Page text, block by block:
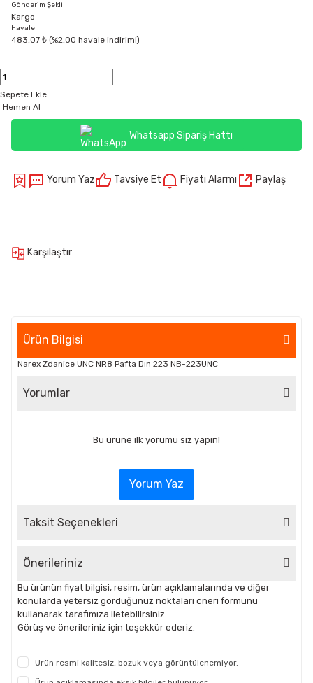
Gönderim Şekli
Kargo
Havale
483,07 ₺ (%2,00 havale indirimi)
Sepete Ekle
Hemen Al
Whatsapp Sipariş Hattı
Yorum Yaz Tavsiye Et Fiyatı Alarmı Paylaş
Karşılaştır
Ürün Bilgisi
Narex Zdanice UNC NR8 Pafta Dın 223 NB-223UNC
Yorumlar
Bu ürüne ilk yorumu siz yapın!
Yorum Yaz
Taksit Seçenekleri
Önerileriniz
Bu ürünün fiyat bilgisi, resim, ürün açıklamalarında ve diğer
konularda yetersiz gördüğünüz noktaları öneri formunu
kullanarak tarafımıza iletebilirsiniz.
Görüş ve önerileriniz için teşekkür ederiz.
Ürün resmi kalitesiz, bozuk veya görüntülenemiyor.